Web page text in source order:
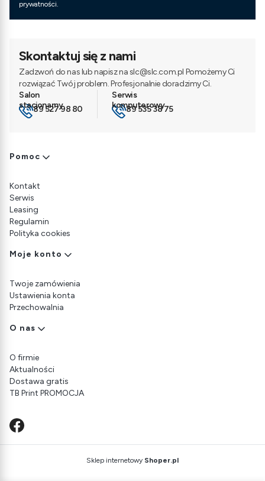
prywatności.
Skontaktuj się z nami
Zadzwoń do nas lub napisz na slc@slc.com.pl Pomożemy Ci
rozwiązać Twój problem. Profesjonalnie doradzimy Ci.
89 527 98 80 89 535 38 75
Linki w stopce
Pomoc
Kontakt
Serwis
Leasing
Regulamin
Polityka cookies
Moje konto
Twoje zamówienia
Ustawienia konta
Przechowalnia
O nas
O firmie
Aktualności
Dostawa gratis
TB Print PROMOCJA
Sklep internetowy Shoper.pl